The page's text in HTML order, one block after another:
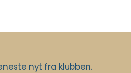
nyt fra klubben.